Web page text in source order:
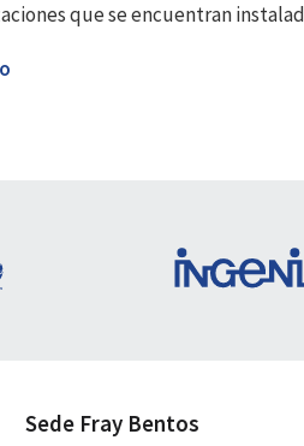
que se encuentran
Sede Fray Bentos